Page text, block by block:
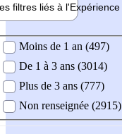
filtres liés à l'Expérience
demandée
Moins de 1 an (497)
De 1 à 3 ans (3014)
Plus de 3 ans (777)
Non renseignée (2915)